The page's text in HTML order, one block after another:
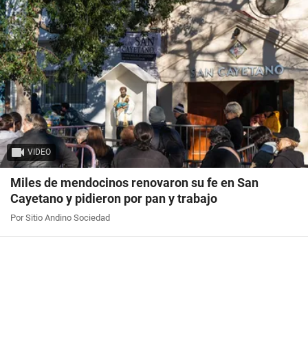
VIDEO
Miles de mendocinos renovaron su fe en San
Cayetano y pidieron por pan y trabajo
Por Sitio Andino Sociedad